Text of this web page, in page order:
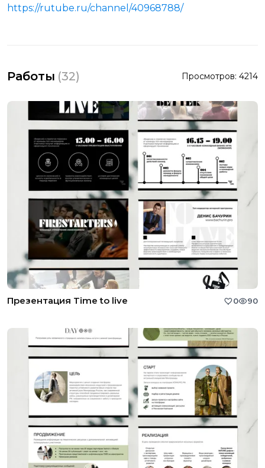
https://rutube.ru/channel/40968788/
Работы (32) Просмотров: 4214
Презентация Time to live 0 90